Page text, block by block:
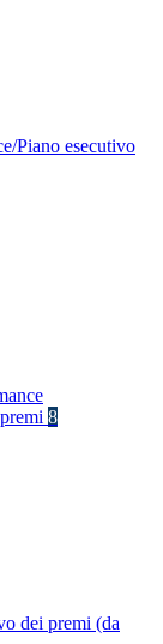
Piano esecutivo
8
dei premi (da